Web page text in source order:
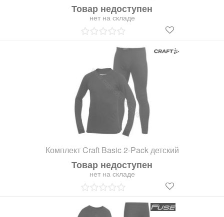
Товар недоступен
нет на складе
Комплект Craft Basic 2-Pack детский
Товар недоступен
нет на складе